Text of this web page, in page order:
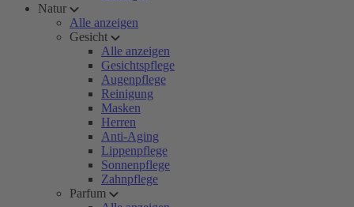
Natur
Alle anzeigen
Gesicht
Alle anzeigen
Gesichtspflege
Augenpflege
Reinigung
Masken
Herren
Anti-Aging
Lippenpflege
Sonnenpflege
Zahnpflege
Parfum